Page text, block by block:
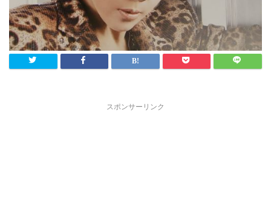
スポンサーリンク